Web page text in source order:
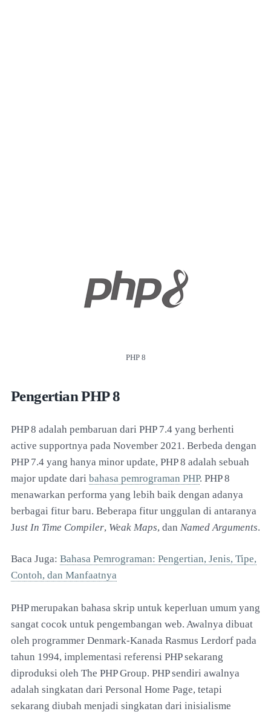
PHP 8
Pengertian PHP 8
PHP 8 adalah pembaruan dari PHP 7.4 yang berhenti
active supportnya pada November 2021. Berbeda dengan
PHP 7.4 yang hanya minor update, PHP 8 adalah sebuah
major update dari bahasa pemrograman PHP. PHP 8
menawarkan performa yang lebih baik dengan adanya
berbagai fitur baru. Beberapa fitur unggulan di antaranya
Just In Time Compiler, Weak Maps, dan Named Arguments.
Baca Juga: Bahasa Pemrograman: Pengertian, Jenis, Tipe,
Contoh, dan Manfaatnya
PHP merupakan bahasa skrip untuk keperluan umum yang
sangat cocok untuk pengembangan web. Awalnya dibuat
oleh programmer Denmark-Kanada Rasmus Lerdorf pada
tahun 1994, implementasi referensi PHP sekarang
diproduksi oleh The PHP Group. PHP sendiri awalnya
adalah singkatan dari Personal Home Page, tetapi
sekarang diubah menjadi singkatan dari inisialisme